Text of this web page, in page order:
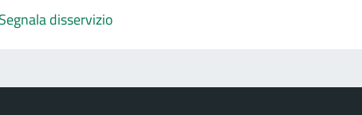
Segnala disservizio